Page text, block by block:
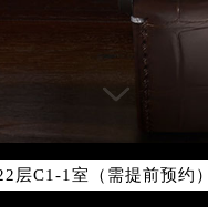
11层1102室（北京总
（需提前预约）
2603室（需提前预约）
（需提前预约）
室（需提前预约）
层C1-1室（需提前预约）
层1008室（需提前预约